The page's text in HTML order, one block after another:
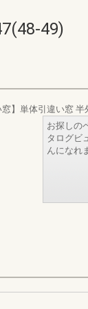
49)
窓】単体引違い窓 半
お探しの
タログビ
んになれ